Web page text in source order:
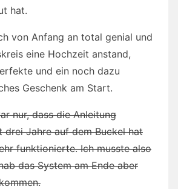
hat.
von Anfang an total genial und
eine Hochzeit anstand,
und ein noch dazu
Geschenk am Start.
nur, dass die Anleitung
drei Jahre auf dem Buckel hat
funktionierte. Ich musste also
das System am Ende aber